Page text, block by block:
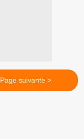
Page suivante >